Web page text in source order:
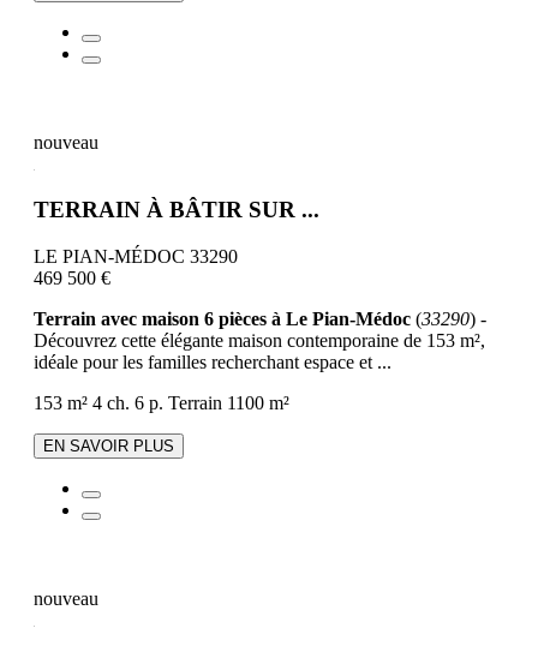
nouveau
TERRAIN À BÂTIR SUR ...
LE PIAN-MÉDOC 33290
469 500 €
Terrain avec maison 6 pièces à Le Pian-Médoc (33290) -
Découvrez cette élégante maison contemporaine de 153 m²,
idéale pour les familles recherchant espace et ...
153 m² 4 ch. 6 p. Terrain 1100 m²
EN SAVOIR PLUS
nouveau